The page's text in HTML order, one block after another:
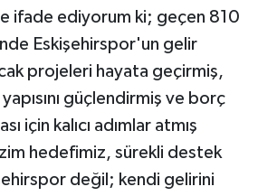
ifade ediyorum ki; geçen 810
Eskişehirspor'un gelir
projeleri hayata geçirmiş,
güçlendirmiş ve borç
için kalıcı adımlar atmış
hedefimiz, sürekli destek
değil; kendi gelirini